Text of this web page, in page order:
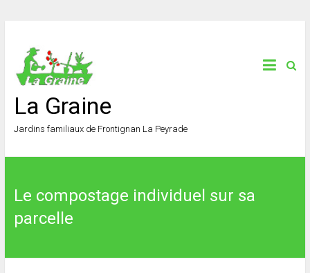
La Graine
Jardins familiaux de Frontignan La Peyrade
Le compostage individuel sur sa
parcelle